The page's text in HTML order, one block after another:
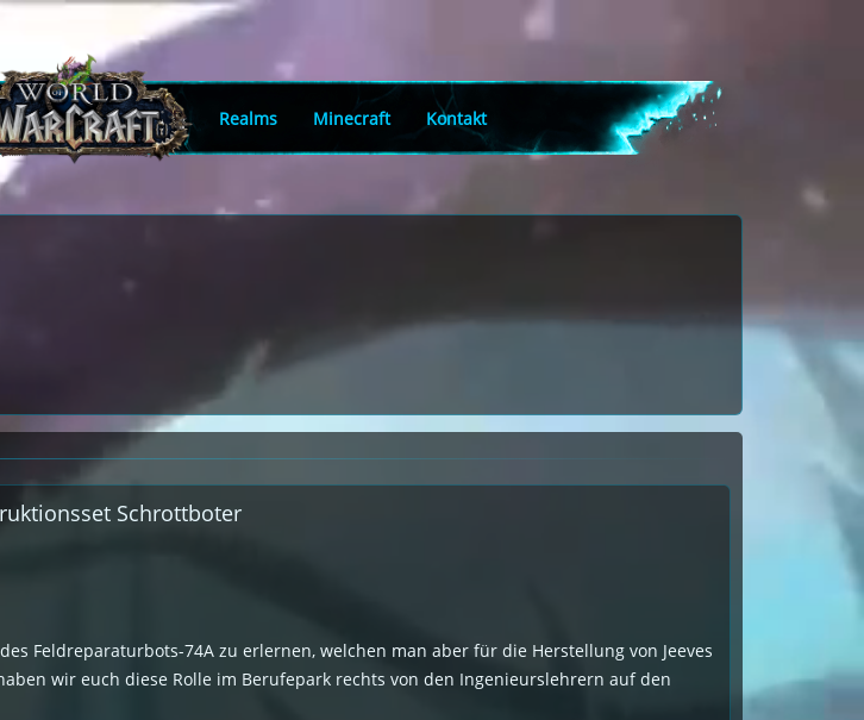
Realms Minecraft Kontakt
Schrottboter
Feldreparaturbots-74A zu erlernen, welchen man aber für die Herstellung von Jeeves
wir euch diese Rolle im Berufepark rechts von den Ingenieurslehrern auf den